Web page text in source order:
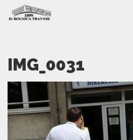
IMG_0031